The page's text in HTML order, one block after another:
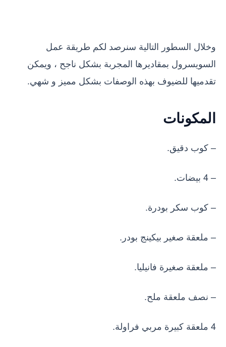
وخلال السطور التالية سنرصد لكم طريقة عمل
السويسرول بمقاديرها المجربة بشكل ناجح ، ويمكن
تقدميها للضيوف بهذه الوصفات بشكل مميز و شهي.
المكونات
– كوب دقيق.
– 4 بيضات.
– كوب سكر بودرة.
– ملعقة صغير بيكينج بودر.
– ملعقة صغيرة فانيليا.
– نصف ملعقة ملح.
4 ملعقة كبيرة مربي فراولة.